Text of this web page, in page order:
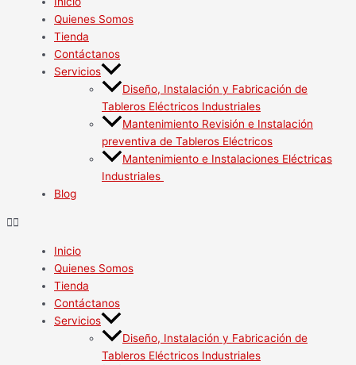
Quienes Somos
Tienda
Contáctanos
Servicios
Diseño, Instalación y Fabricación de
Tableros Eléctricos Industriales
Mantenimiento Revisión e Instalación
preventiva de Tableros Eléctricos
Mantenimiento e Instalaciones Eléctricas
Industriales
Blog
Inicio
Quienes Somos
Tienda
Contáctanos
Servicios
Diseño, Instalación y Fabricación de
Tableros Eléctricos Industriales